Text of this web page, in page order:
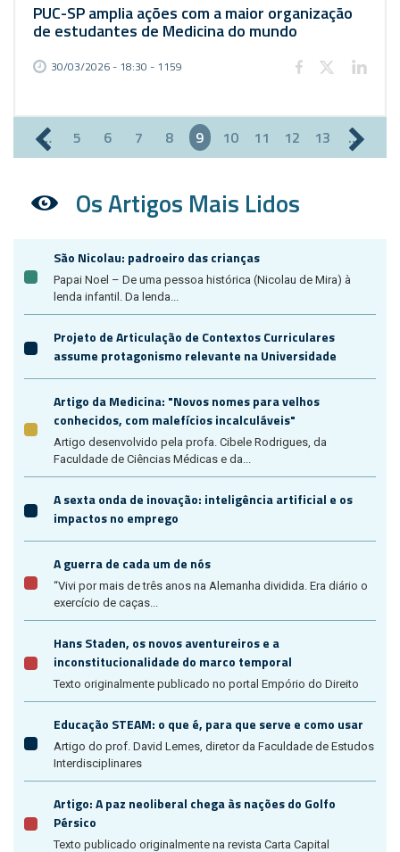
PUC-SP amplia ações com a maior organização
de estudantes de Medicina do mundo
30/03/2026 - 18:30 - 1159
Páginas
… 5 6 7 8 9 10 11 12 13 …
Os Artigos Mais Lidos
São Nicolau: padroeiro das crianças
Papai Noel – De uma pessoa histórica (Nicolau de Mira) à
lenda infantil. Da lenda...
Projeto de Articulação de Contextos Curriculares
assume protagonismo relevante na Universidade
Artigo da Medicina: "Novos nomes para velhos
conhecidos, com malefícios incalculáveis"
Artigo desenvolvido pela profa. Cibele Rodrigues, da
Faculdade de Ciências Médicas e da...
A sexta onda de inovação: inteligência artificial e os
impactos no emprego
A guerra de cada um de nós
“Vivi por mais de três anos na Alemanha dividida. Era diário o
exercício de caças...
Hans Staden, os novos aventureiros e a
inconstitucionalidade do marco temporal
Texto originalmente publicado no portal Empório do Direito
Educação STEAM: o que é, para que serve e como usar
Artigo do prof. David Lemes, diretor da Faculdade de Estudos
Interdisciplinares
Artigo: A paz neoliberal chega às nações do Golfo
Pérsico
Texto publicado originalmente na revista Carta Capital